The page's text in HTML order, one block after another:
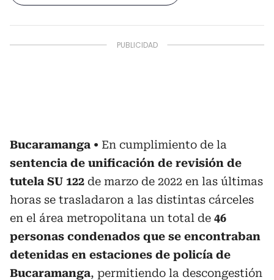
Bucaramanga
En cumplimiento de la
sentencia de unificación de revisión de
tutela SU 122 de marzo de 2022 en las últimas
horas se trasladaron a las distintas cárceles
en el área metropolitana un total de 46
personas condenados que se encontraban
detenidas en estaciones de policía de
Bucaramanga, permitiendo la descongestión